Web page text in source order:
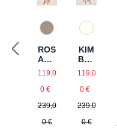
61 Braun
ROS
ANN
E
Verkaufspreis:
119,0
0 €
Regulärer Preis:
239,0
0 €
12
KIM
BER
LY
119,0
0 €
239,0
0 €